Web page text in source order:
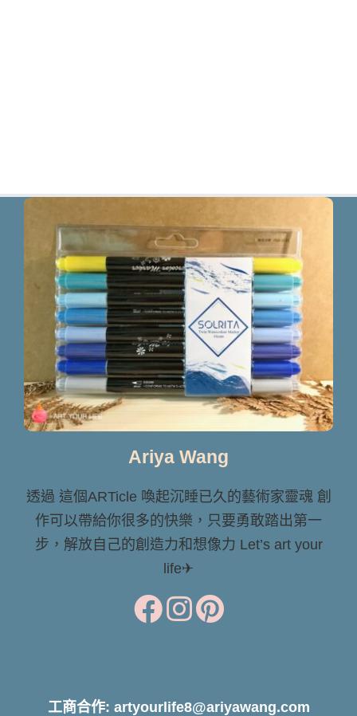
Ariya Wang
透過 這個ARTicle 喚起沉睡已久的藝術家靈魂 創
作可以帶給你很多的快樂，只要勇敢踏出第一
步，解放自己的創造力和想像力 Let’s art your
life✈
工商合作: artyourlife8@ariyawang.com